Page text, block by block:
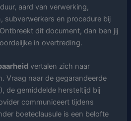
aard van verwerking,
subverwerkers en procedure bij
dit document, dan ben jij
in overtreding.
vertalen zich naar
Vraag naar de gegarandeerde
de gemiddelde hersteltijd bij
communiceert tijdens
boeteclausule is een belofte